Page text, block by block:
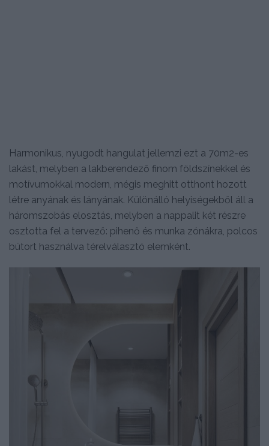
Harmonikus, nyugodt hangulat jellemzi ezt a 70m2-es
lakást, melyben a lakberendező finom földszínekkel és
motívumokkal modern, mégis meghitt otthont hozott
létre anyának és lányának. Különálló helyiségekből áll a
háromszobás elosztás, melyben a nappalit két részre
osztotta fel a tervező: pihenő és munka zónákra, polcos
bútort használva térelválasztó elemként.